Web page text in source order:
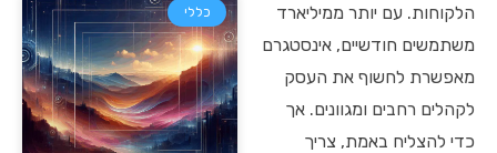
הלקוחות. עם יותר ממיליארד
משתמשים חודשיים, אינסטגרם
מאפשרת לחשוף את העסק
לקהלים רחבים ומגוונים. אך
כדי להצליח באמת, צריך
כללי